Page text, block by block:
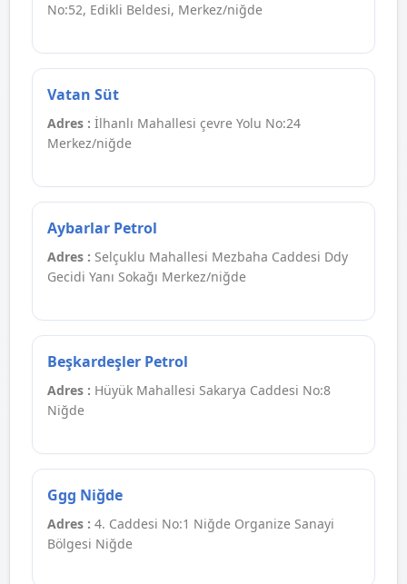
No:52, Edikli Beldesi, Merkez/niğde
Vatan Süt
Adres : İlhanlı Mahallesi çevre Yolu No:24
Merkez/niğde
Aybarlar Petrol
Adres : Selçuklu Mahallesi Mezbaha Caddesi Ddy
Gecidi Yanı Sokağı Merkez/niğde
Beşkardeşler Petrol
Adres : Hüyük Mahallesi Sakarya Caddesi No:8
Niğde
Ggg Niğde
Adres : 4. Caddesi No:1 Niğde Organize Sanayi
Bölgesi Niğde